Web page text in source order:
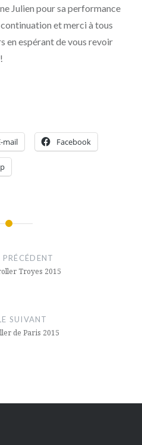
Julien pour sa performance
et merci à tous
en espérant de vous revoir
mail Facebook
Troyes 2015
SUIVANT
de Paris 2015